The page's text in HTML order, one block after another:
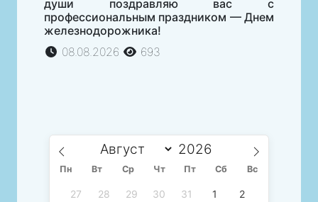
души поздравляю вас с
профессиональным праздником — Днем
железнодорожника!
08.08.2026
693
Пн Вт Ср Чт Пт Сб Вс
27 28 29 30 31 1 2